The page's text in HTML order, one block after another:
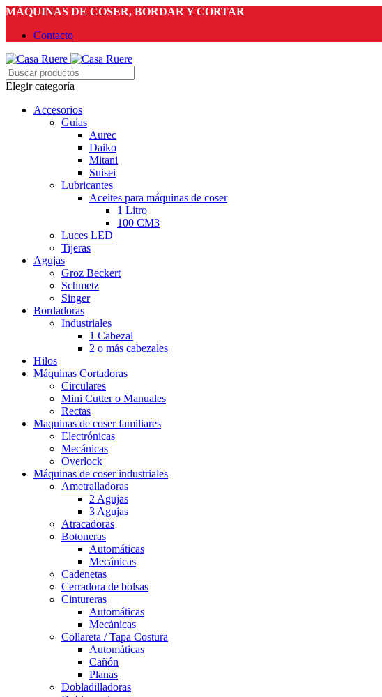
MÁQUINAS DE COSER, BORDAR Y CORTAR
Contacto
Elegir categoría
Accesorios
Guías
Aurec
Daiko
Mitani
Suisei
Lubricantes
Aceites para máquinas de coser
1 Litro
100 CM3
Luces LED
Tijeras
Agujas
Groz Beckert
Schmetz
Singer
Bordadoras
Industriales
1 Cabezal
2 o más cabezales
Hilos
Máquinas Cortadoras
Circulares
Mini Cutter o Manuales
Rectas
Maquinas de coser familiares
Electrónicas
Mecánicas
Overlock
Máquinas de coser industriales
Ametralladoras
2 Agujas
3 Agujas
Atracadoras
Botoneras
Automáticas
Mecánicas
Cadenetas
Cerradora de bolsas
Cintureras
Automáticas
Mecánicas
Collareta / Tapa Costura
Automáticas
Cañón
Planas
Dobladilladoras